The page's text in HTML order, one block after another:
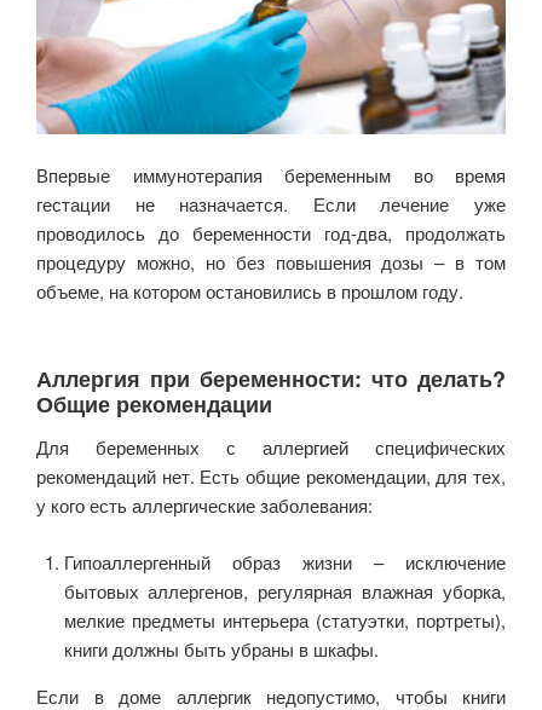
Впервые иммунотерапия беременным во время
гестации не назначается. Если лечение уже
проводилось до беременности год-два, продолжать
процедуру можно, но без повышения дозы – в том
объеме, на котором остановились в прошлом году.
Аллергия при беременности: что делать?
Общие рекомендации
Для беременных с аллергией специфических
рекомендаций нет. Есть общие рекомендации, для тех,
у кого есть аллергические заболевания:
Гипоаллергенный образ жизни – исключение
бытовых аллергенов, регулярная влажная уборка,
мелкие предметы интерьера (статуэтки, портреты),
книги должны быть убраны в шкафы.
Если в доме аллергик недопустимо, чтобы книги